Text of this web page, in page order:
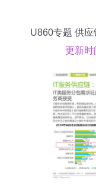
U860专题 供
更新时